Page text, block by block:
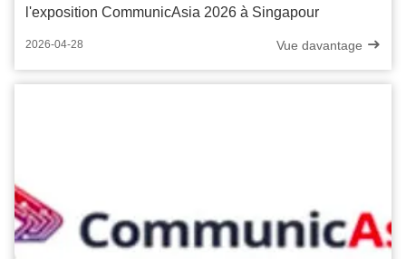
l'exposition CommunicAsia 2026 à Singapour
2026-04-28 Vue davantage